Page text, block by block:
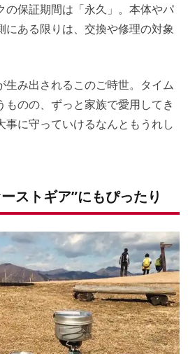
の保証期間は「永久」。本体やパ
にある限りは、交換や修理の対象
生み出されるこのご時世。タイム
ものの、ずっと家族で愛用してき
事に守っていけるなんともうれし
ストギア”にもぴったり